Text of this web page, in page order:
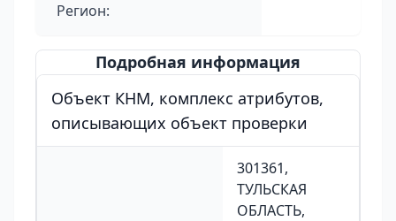
Регион:
Подробная информация
Объект КНМ, комплекс атрибутов,
описывающих объект проверки
301361,
ТУЛЬСКАЯ
ОБЛАСТЬ,